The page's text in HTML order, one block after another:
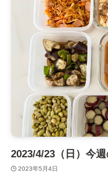
2023/4/23（日）今
2023年5月4日